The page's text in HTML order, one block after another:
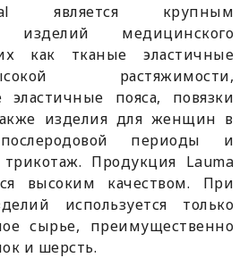
является крупным
изделий медицинского
как тканые эластичные
растяжимости,
пояса, повязки
изделия для женщин в
периоды и
Продукция Lauma
высоким качеством. При
используется только
сырье, преимущественно
и шерсть.